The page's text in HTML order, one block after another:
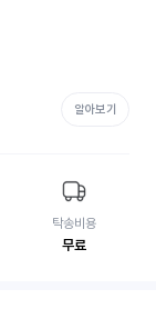
알아보기
탁송비용
무료